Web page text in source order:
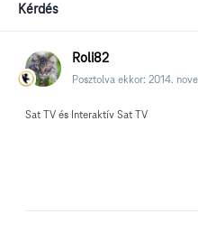
Kérdés
Roli82
Posztolva ekkor: 2014.
Sat TV és Interaktív Sat TV